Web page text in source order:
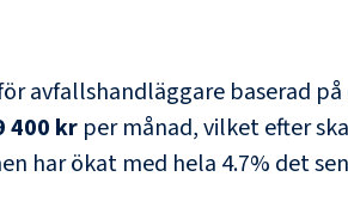
avfallshandläggare baserad
400 kr per månad, vilket efter
har ökat med hela 4.7% det